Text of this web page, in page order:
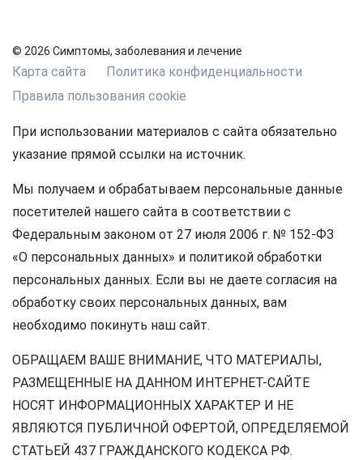
© 2026 Симптомы, заболевания и лечение
Карта сайта
Политика конфиденциальности
Правила пользования cookie
При использовании материалов с сайта обязательно
указание прямой ссылки на источник.
Мы получаем и обрабатываем персональные данные
посетителей нашего сайта в соответствии с
Федеральным законом от 27 июля 2006 г. № 152-ФЗ
«О персональных данных» и политикой обработки
персональных данных. Если вы не даете согласия на
обработку своих персональных данных, вам
необходимо покинуть наш сайт.
ОБРАЩАЕМ ВАШЕ ВНИМАНИЕ, ЧТО МАТЕРИАЛЫ,
РАЗМЕЩЕННЫЕ НА ДАННОМ ИНТЕРНЕТ-САЙТЕ
НОСЯТ ИНФОРМАЦИОННЫХ ХАРАКТЕР И НЕ
ЯВЛЯЮТСЯ ПУБЛИЧНОЙ ОФЕРТОЙ, ОПРЕДЕЛЯЕМОЙ
СТАТЬЕЙ 437 ГРАЖДАНСКОГО КОДЕКСА РФ.